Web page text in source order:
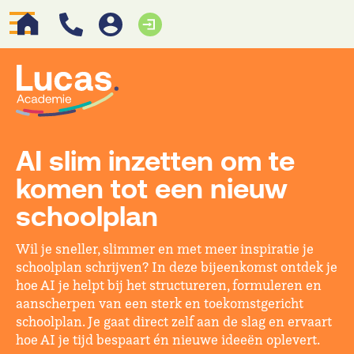
AI slim inzetten om te
komen tot een nieuw
schoolplan
Wil je sneller, slimmer en met meer inspiratie je
schoolplan schrijven? In deze bijeenkomst ontdek je
hoe AI je helpt bij het structureren, formuleren en
aanscherpen van een sterk en toekomstgericht
schoolplan. Je gaat direct zelf aan de slag en ervaart
hoe AI je tijd bespaart én nieuwe ideeën oplevert.